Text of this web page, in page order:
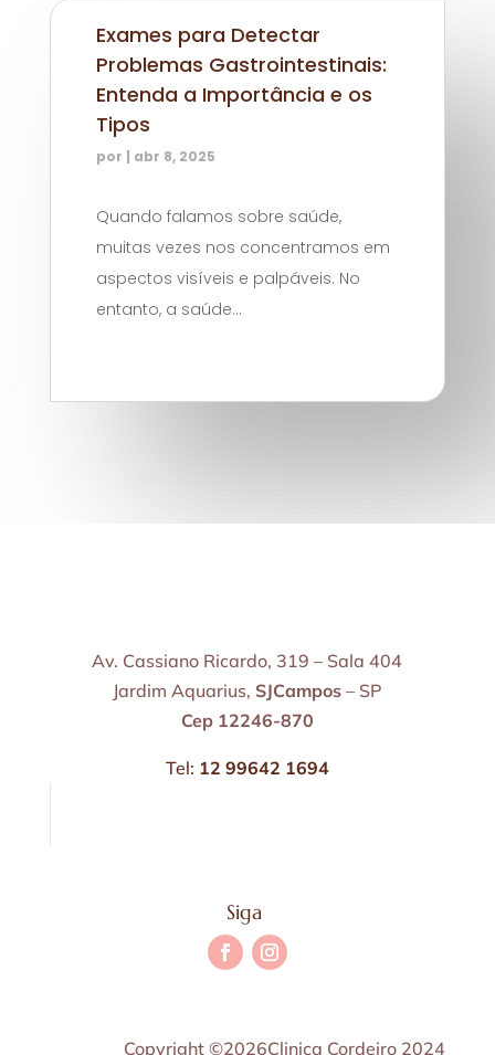
Exames para Detectar
Problemas Gastrointestinais:
Entenda a Importância e os
Tipos
por | abr 8, 2025
Quando falamos sobre saúde,
muitas vezes nos concentramos em
aspectos visíveis e palpáveis. No
entanto, a saúde...
Av. Cassiano Ricardo, 319 – Sala 404
Jardim Aquarius, SJCampos – SP
Cep 12246-870
Tel: 12 99642 1694
Siga
Copyright ©2026Clinica Cordeiro 2024